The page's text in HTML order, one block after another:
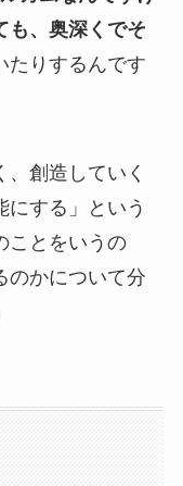
も、奥深くでそ
たりするんです
創造していく
にする」という
ことをいうの
のかについて分